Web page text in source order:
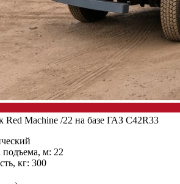
Red Machine /22 на базе ГАЗ C42R33
подъема, м: 22
кг: 300